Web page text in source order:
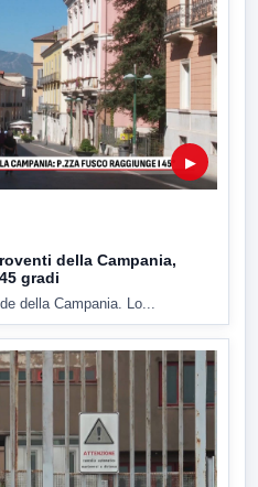
▶
della Campania,
gradi
della Campania. Lo...